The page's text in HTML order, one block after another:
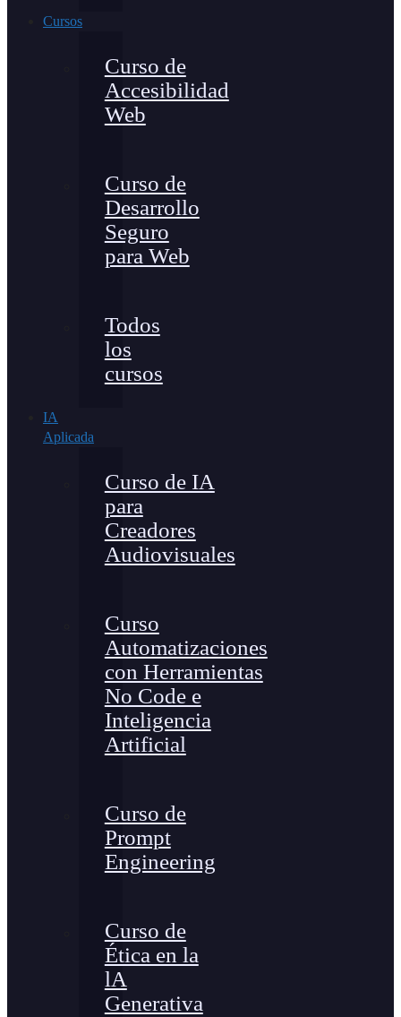
Cursos
Curso de
Accesibilidad
Web
Curso de
Desarrollo
Seguro
para Web
Todos
los
cursos
IA
Aplicada
Curso de IA
para
Creadores
Audiovisuales
Curso
Automatizaciones
con Herramientas
No Code e
Inteligencia
Artificial
Curso de
Prompt
Engineering
Curso de
Ética en la
lA
Generativa